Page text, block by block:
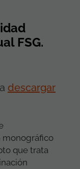
FSG.
descargar
monográfico
que trata